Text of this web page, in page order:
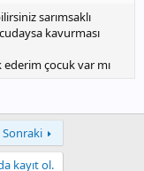
sarımsaklı
kavurması
çocuk var mı
Sonraki
kayıt ol.